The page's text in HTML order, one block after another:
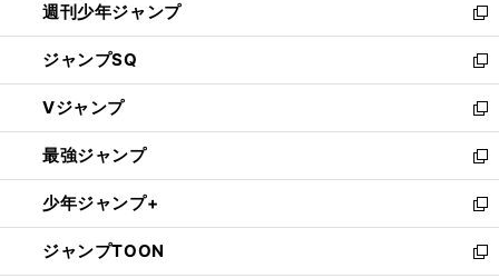
く
週刊少年ジャンプ
新
し
い
ウ
ィ
ン
ド
ウ
で
開
く
ジャンプSQ
新
し
い
ウ
ィ
ン
ド
ウ
で
Vジャンプ
新
し
い
ウ
ィ
ン
ド
最強ジャンプ
新
し
い
ウ
ィ
少年ジャンプ+
新
し
い
ジャンプTOON
新